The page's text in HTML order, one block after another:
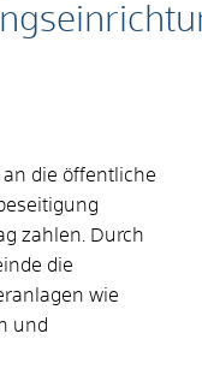
an die öffentliche
zahlen.
Durch
die
wie
und